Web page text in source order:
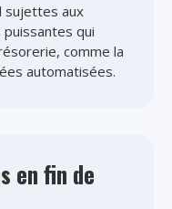
sujettes aux
qui
comme la
automatisées.
en fin de